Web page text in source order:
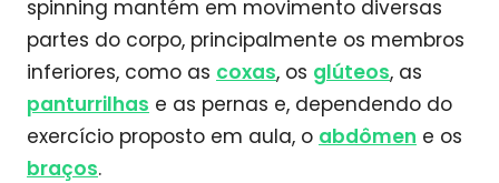
spinning mantém em movimento diversas
partes do corpo, principalmente os membros
inferiores, como as coxas, os glúteos, as
panturrilhas e as pernas e, dependendo do
exercício proposto em aula, o abdômen e os
braços.